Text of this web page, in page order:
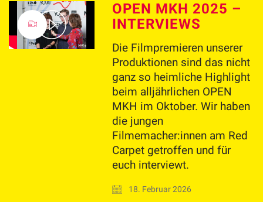
Play
OPEN MKH 2025 –
INTERVIEWS
Die Filmpremieren unserer
Produktionen sind das nicht
ganz so heimliche Highlight
beim alljährlichen OPEN
MKH im Oktober. Wir haben
die jungen
Filmemacher:innen am Red
Carpet getroffen und für
euch interviewt.
18. Februar 2026